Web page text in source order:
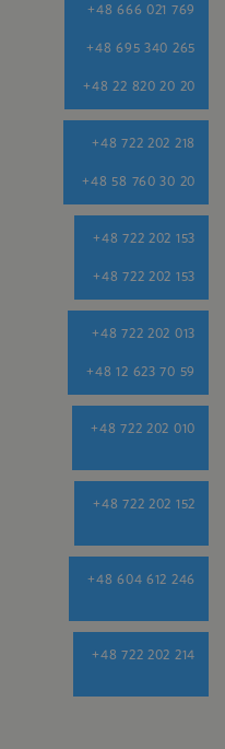
+48 666 021 769
+48 695 340 265
+48 22 820 20 20
+48 722 202 218
+48 58 760 30 20
+48 722 202 153
+48 722 202 153
+48 722 202 013
+48 12 623 70 59
+48 722 202 010
+48 722 202 152
+48 604 612 246
+48 722 202 214